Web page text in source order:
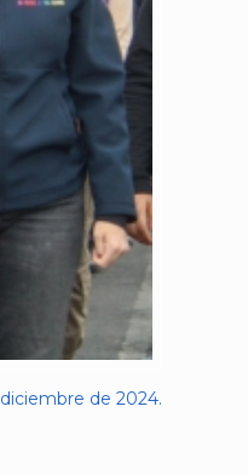
de 2024.